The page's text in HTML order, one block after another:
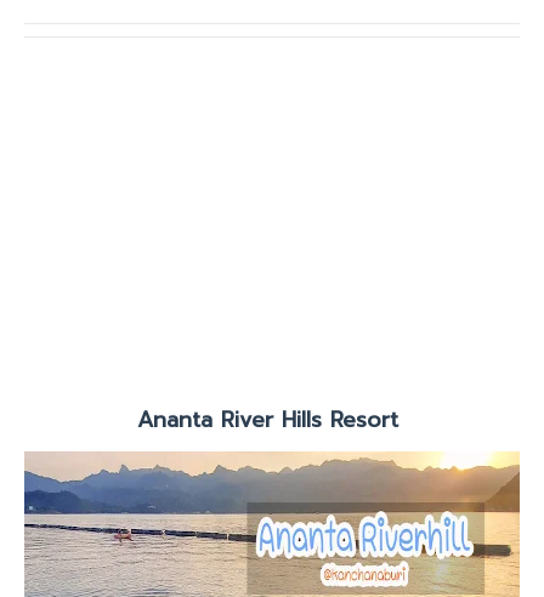
Ananta River Hills Resort